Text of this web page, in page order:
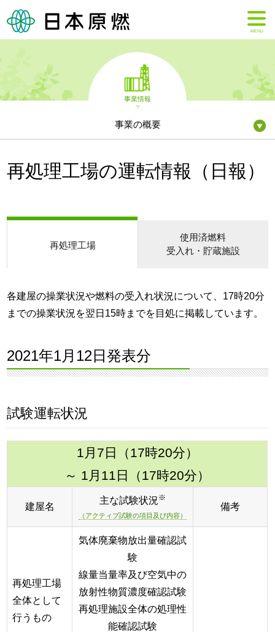
MENU
事業情報
事業の概要
再処理工場の運転情報（日報）
再処理工場
使用済燃料
受入れ・貯蔵施設
各建屋の操業状況や燃料の受入れ状況について、17時20分
までの操業状況を翌日15時までを目処に掲載しています。
2021年1月12日発表分
試験運転状況
1月7日（17時20分）
～ 1月11日（17時20分）
建屋名
主な試験状況※
（アクティブ試験の項目及び内容）
備考
再処理工場
全体として
行うもの
気体廃棄物放出量確認試
験
線量当量率及び空気中の
放射性物質濃度確認試験
再処理施設全体の処理性
能確認試験